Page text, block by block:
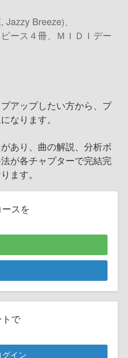
Breeze)、
ス４冊、ＭＩＤＩデー
アップしたい方から、プ
なります。
あり、曲の解説、分析ボ
が各チャプターで完結完
ます。
スを
で
イン